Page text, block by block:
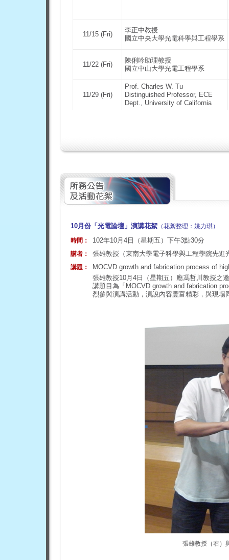
11/15 (Fri)
李正中教授
國立中央大學光電科學與工程學系
11/22 (Fri)
陳俐吟助理教授
國立中山大學光電工程學系
11/29 (Fri)
Prof. Charles W. Tu
Distinguished Professor, ECE
Dept., University of California
10月份「光電論壇」演講花絮 （花絮整理：姚力琪）
時間：
102年10月4日（星期五）下午3點30分
講者： 張雄教授（東南大學電子科學與工程學院先進
講題：
MOCVD growth and fabrication process of
張雄教授10月4日（星期五）應馮哲川教授之
講題目為「MOCVD growth and fabrication
烈參與演講活動，演說內容豐富精彩，與現
張雄教授（右）